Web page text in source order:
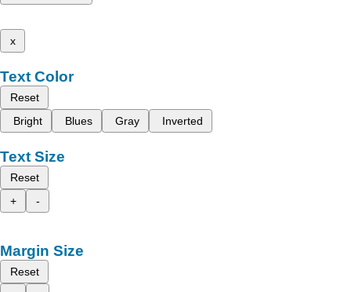
x
Text Color
Reset
Bright
Blues Gray Inverted
Text Size
Reset
+
-
Margin Size
Reset